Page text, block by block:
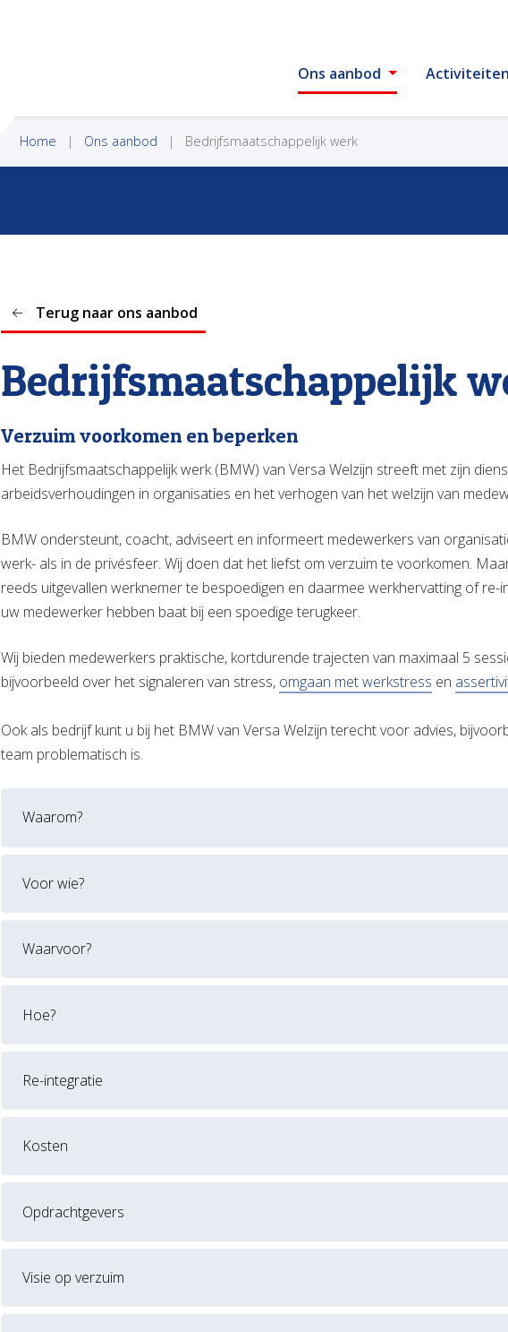
Ons aanbod Activiteiten
Home Ons aanbod Bedrijfsmaatschappelijk werk
Terug naar ons aanbod
Bedrijfsmaatschappelijk
Verzuim voorkomen en beperken
Het Bedrijfsmaatschappelijk werk (BMW) van Versa Welzijn streeft met zijn
arbeidsverhoudingen in organisaties en het verhogen van het welzijn van
BMW ondersteunt, coacht, adviseert en informeert medewerkers van
werk- als in de privésfeer. Wij doen dat het liefst om verzuim te voorkomen.
reeds uitgevallen werknemer te bespoedigen en daarmee werkhervatting of re-
uw medewerker hebben baat bij een spoedige terugkeer.
Wij bieden medewerkers praktische, kortdurende trajecten van maximaal 5
bijvoorbeeld over het signaleren van stress, omgaan met werkstress en
Ook als bedrijf kunt u bij het BMW van Versa Welzijn terecht voor advies,
team problematisch is.
Waarom?
Voor wie?
Waarvoor?
Hoe?
Re-integratie
Kosten
Opdrachtgevers
Visie op verzuim